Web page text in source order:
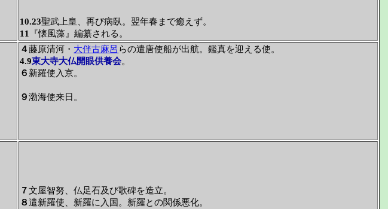
10.23聖武上皇、再び病臥。翌年春まで癒えず。
11
『懐風藻』編纂される。
４藤原清河・ 大伴古麻呂 らの遣唐使船が出航。鑑真を迎える使。
4.9東大寺大仏開眼供養会。
６ 新羅使入京。
９渤海使来日。
７文屋智努、仏足石及び歌碑を造立。
８遣新羅使、新羅に入国。新羅との関係悪化。